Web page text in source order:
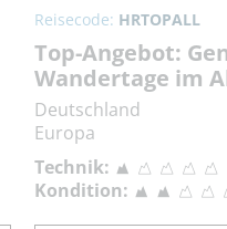
Reisecode: HRTOPALL
Top-Angebot:
Wandertage im
Deutschland
Europa
Technik:
Kondition: